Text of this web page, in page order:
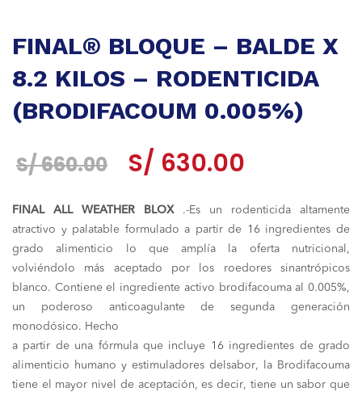
FINAL® BLOQUE – BALDE X
8.2 KILOS – RODENTICIDA
(BRODIFACOUM 0.005%)
S/660.00
El
original
era:
S/ 660.00.
S/ 630.00
actual
es:
S/ 630.00.
FINAL ALL WEATHER BLOX .-Es un rodenticida altamente
atractivo y palatable formulado a partir de 16 ingredientes de
grado alimenticio lo que amplía la oferta nutricional,
volviéndolo más aceptado por los roedores sinantrópicos
blanco. Contiene el ingrediente activo brodifacouma al 0.005%,
un poderoso anticoagulante de segunda generación
monodósico. Hecho
a partir de una fórmula que incluye 16 ingredientes de grado
alimenticio humano y estimuladores delsabor, la Brodifacouma
tiene el mayor nivel de aceptación, es decir, tiene un sabor que